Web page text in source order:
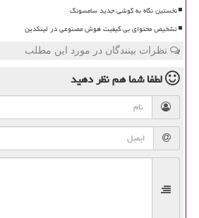
نخستین نگاه به گوشی جدید سامسونگ
تشخیص محتوای بی کیفیت هوش مصنوعی در لینکدین
نظرات بینندگان در مورد این مطلب
لطفا شما همنظر دهید